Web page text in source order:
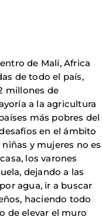
de Malí, Africa
de todo el país,
millones de
a la agricultura
más pobres del
en el ámbito
y mujeres no es
los varones
dejando a las
agua, ir a buscar
haciendo todo
de elevar el muro